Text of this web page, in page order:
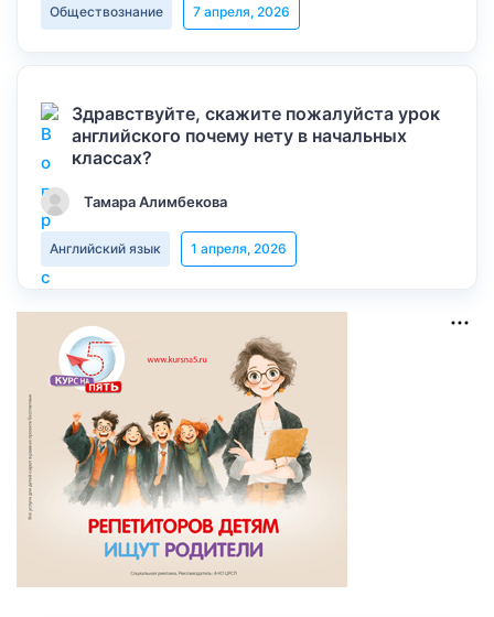
Обществознание 7 апреля, 2026
Здравствуйте, скажите пожалуйста урок
английского почему нету в начальных
классах?
Тамара Алимбекова
Английский язык 1 апреля, 2026